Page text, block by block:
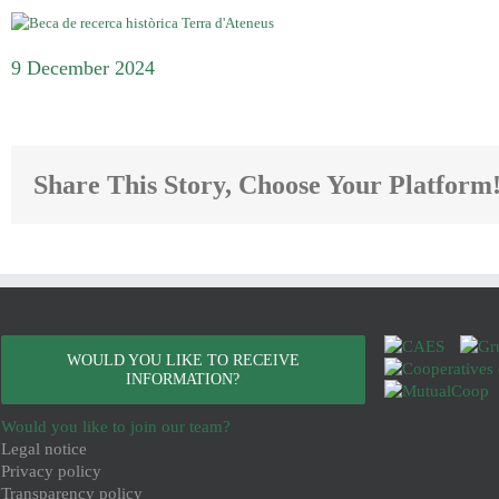
9 December 2024
Share This Story, Choose Your
WOULD YOU LIKE TO RECEIVE
INFORMATION?
Would you like to join our team?
Legal notice
Privacy policy
Transparency policy